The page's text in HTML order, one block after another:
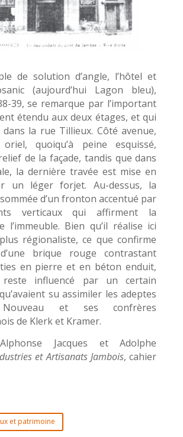
de solution d’angle, l’hôtel et
(aujourd’hui Lagon bleu),
39, se remarque par l’important
étendu aux deux étages, et qui
la rue Tillieux. Côté avenue,
quoiqu’à peine esquissé,
de la façade, tandis que dans
la dernière travée est mise en
un léger forjet. Au-dessus, la
d’un fronton accentué par
verticaux qui affirment la
l’immeuble. Bien qu’il réalise ici
régionaliste, ce que confirme
brique rouge contrastant
en pierre et en béton enduit,
reste influencé par un certain
su assimiler les adeptes
et ses confrères
de Klerk et Kramer.
Jacques et Adolphe
et Artisanats Jambois, cahier
et patrimoine